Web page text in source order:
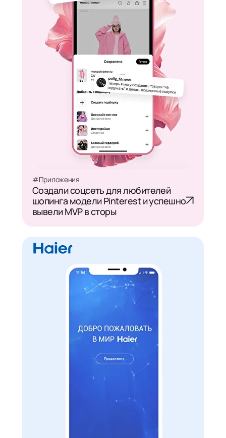
#Приложения
Создали соцсеть для любителей
шопинга модели Pinterest и успешно
вывели MVP в сторы